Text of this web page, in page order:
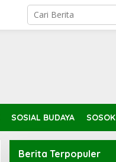
SOSIAL BUDAYA SOSOK
Berita Terpopuler